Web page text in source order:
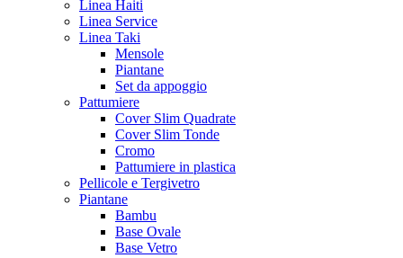
Linea Haiti
Linea Service
Linea Taki
Mensole
Piantane
Set da appoggio
Pattumiere
Cover Slim Quadrate
Cover Slim Tonde
Cromo
Pattumiere in plastica
Pellicole e Tergivetro
Piantane
Bambu
Base Ovale
Base Vetro